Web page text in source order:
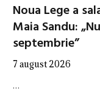
Noua Lege a
Maia Sandu:
septembrie”
7 august 2026
…